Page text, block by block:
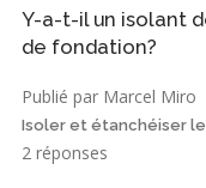
Y-a-t-il un isolant
de fondation?
Publié par Marcel Miro
Isoler et étanchéiser
2 réponses